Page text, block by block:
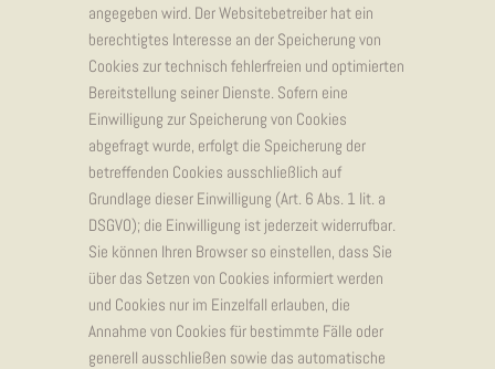
angegeben wird. Der Websitebetreiber hat ein
berechtigtes Interesse an der Speicherung von
Cookies zur technisch fehlerfreien und optimierten
Bereitstellung seiner Dienste. Sofern eine
Einwilligung zur Speicherung von Cookies
abgefragt wurde, erfolgt die Speicherung der
betreffenden Cookies ausschließlich auf
Grundlage dieser Einwilligung (Art. 6 Abs. 1 lit. a
DSGVO); die Einwilligung ist jederzeit widerrufbar.
Sie können Ihren Browser so einstellen, dass Sie
über das Setzen von Cookies informiert werden
und Cookies nur im Einzelfall erlauben, die
Annahme von Cookies für bestimmte Fälle oder
generell ausschließen sowie das automatische